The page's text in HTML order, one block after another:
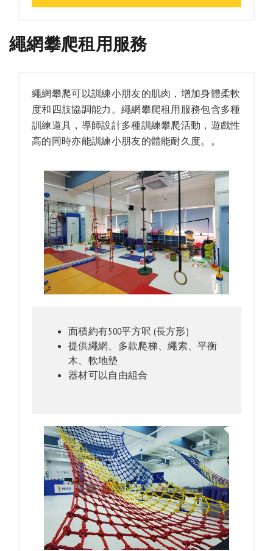
繩網攀爬租用服務
繩網攀爬可以訓練小朋友的肌肉，增加身體柔軟
度和四肢協調能力。繩網攀爬租用服務包含多種
訓練道具，導師設計多種訓練攀爬活動，遊戲性
高的同時亦能訓練小朋友的體能耐久度。。
面積約有500平方呎 (長方形)
提供繩網、多款爬梯、繩索、平衡
木、軟地墊
器材可以自由組合